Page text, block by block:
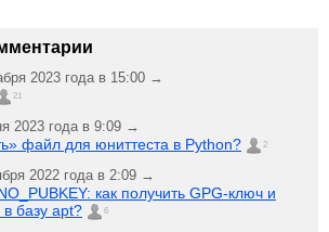
2023 года в 15:00 →
21
2023 года в 9:09 →
файл для юниттеста в Python? 2
2022 года в 2:09 →
как получить GPG-ключ и
в базу apt?
6